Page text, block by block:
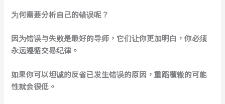
为何需要分析自己的错误呢？
因为错误与失败是最好的导师，它们让你更加明白，你必须
永远遵循交易纪律。
如果你可以坦诚的反省已发生错误的原因，重蹈覆辙的可能
性就会很低。